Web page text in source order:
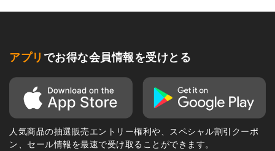
アプリ でお得な会員情報を受けとる
人気商品の抽選販売エントリー権利や、スペシャル割引クーポ
ン、セール情報を最速で受け取ることができます。